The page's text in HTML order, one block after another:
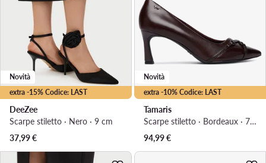
extra -15% Codice: LAST
Novità
DeeZee
Scarpe stiletto · Nero · 9 cm
37,99€
extra -10% Codice: LAST
Novità
Tamaris
Scarpe stiletto · Bordeaux · 7 cm
94,99€